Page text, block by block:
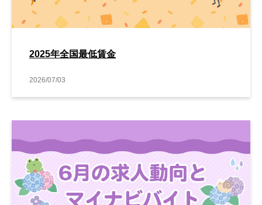
2025年全国最低賃金
2026/07/03